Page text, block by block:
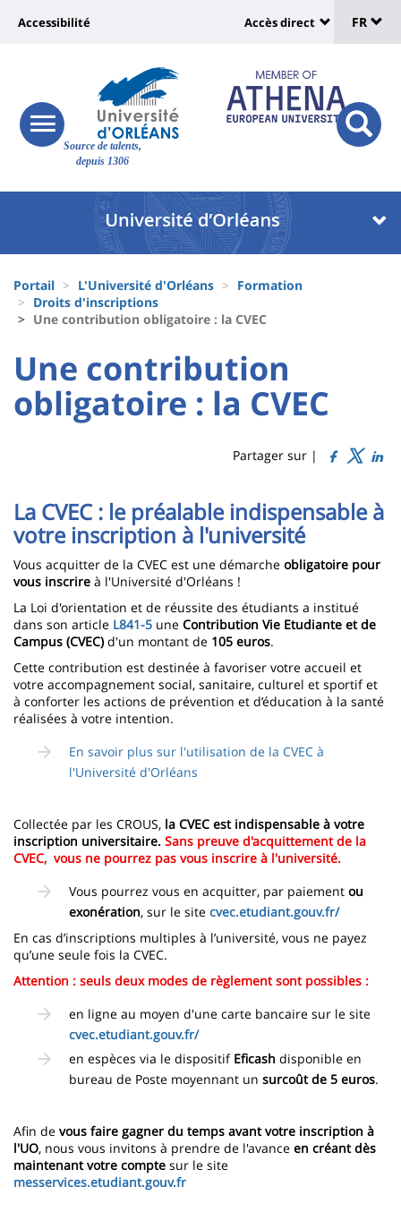
Site
Source de talents,
depuis 1306
Université
Recherche
responsive
menu
button
Université
vers
page
accessibilité
Accessibilité
:
Shortcut
links
Accès direct
de
FR
Université
Block
liste
des
composantes
d'Ariane
Portail L'Université d'Orléans
Formation
Droits d'inscriptions
Une contribution obligatoire : la CVEC
University
:
Sidebar
University
:
Main
Titre
Une contribution
obligatoire : la CVEC
Partager sur |
Contenu
de
la
page
principale
La CVEC : le préalable indispensable à
votre inscription à l'université
Vous acquitter de la CVEC est une démarche obligatoire pour
vous inscrire à l'Université d'Orléans !
La Loi d'orientation et de réussite des étudiants a institué
dans son article L841-5 une Contribution Vie Etudiante et de
Campus (CVEC)d'un montant de 105 euros.
Cette contribution est destinée à favoriser votre accueil et
votre accompagnement social, sanitaire, culturel et sportif et
à conforter les actions de prévention et d’éducation à la santé
réalisées à votre intention.
En savoir plus sur l'utilisation de la CVEC à
l'Université d'Orléans
Collectée par les CROUS, la CVEC est indispensable à votre
inscription universitaire. Sans preuve d'acquittement de la
CVEC, vous ne pourrez pas vous inscrire à l'université.
Vous pourrez vous en acquitter, par paiement ou
exonération, sur le site cvec.etudiant.gouv.fr/
En cas d’inscriptions multiples à l’université, vous ne payez
qu’une seule fois la CVEC.
Attention : seuls deux modes de règlement sont possibles :
en ligne au moyen d'une carte bancaire sur le site
cvec.etudiant.gouv.fr/
en espèces via le dispositif Eficash disponible en
bureau de Poste moyennant un surcoût de 5 euros.
Afin de vous faire gagner du temps avant votre inscription à
l'UO, nous vous invitons à prendre de l'avance en créant dès
maintenant votre compte sur le site
messervices.etudiant.gouv.fr